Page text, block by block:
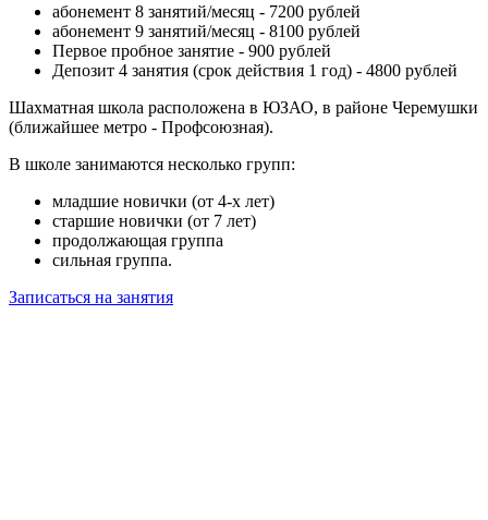
абонемент 8 занятий/месяц - 7200 рублей
абонемент 9 занятий/месяц - 8100 рублей
Первое пробное занятие - 900 рублей
Депозит 4 занятия (срок действия 1 год) - 4800 рублей
Шахматная школа расположена в ЮЗАО, в районе Черемушки
(ближайшее метро - Профсоюзная).
В школе занимаются несколько групп:
младшие новички (от 4-х лет)
старшие новички (от 7 лет)
продолжающая группа
сильная группа.
Записаться на занятия